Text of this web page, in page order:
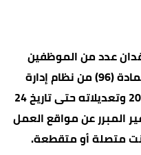
عدد من الموظفين
لوظائفهم، وذلك استناداً لأحكام المادة (96) من نظام إدارة
الموارد البشرية رقم (33) لسنة 2024 وتعديلاته حتى تاريخ 24
غير المبرر عن مواقع العمل
متصلة أو متقطعة.